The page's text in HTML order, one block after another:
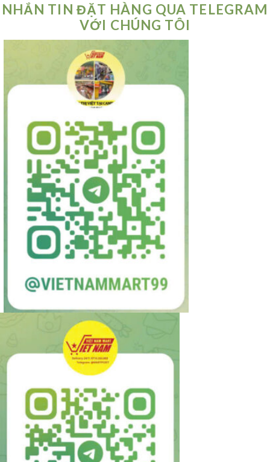
NHẮN TIN ĐẶT HÀNG QUA TELEGRAM
VỚI CHÚNG TÔI